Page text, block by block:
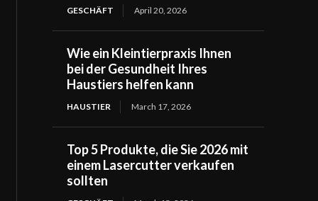
GESCHÄFT April 20, 2026
Wie ein Kleintierpraxis Ihnen
bei der Gesundheit Ihres
Haustiers helfen kann
HAUSTIER March 17, 2026
Top 5 Produkte, die Sie 2026 mit
einem Lasercutter verkaufen
sollten